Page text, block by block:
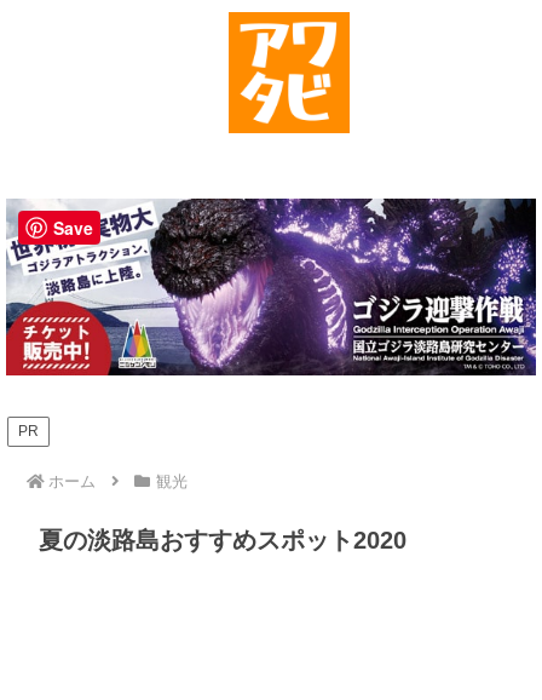
PR
ホーム 観光
夏の淡路島おすすめスポット2020
Save